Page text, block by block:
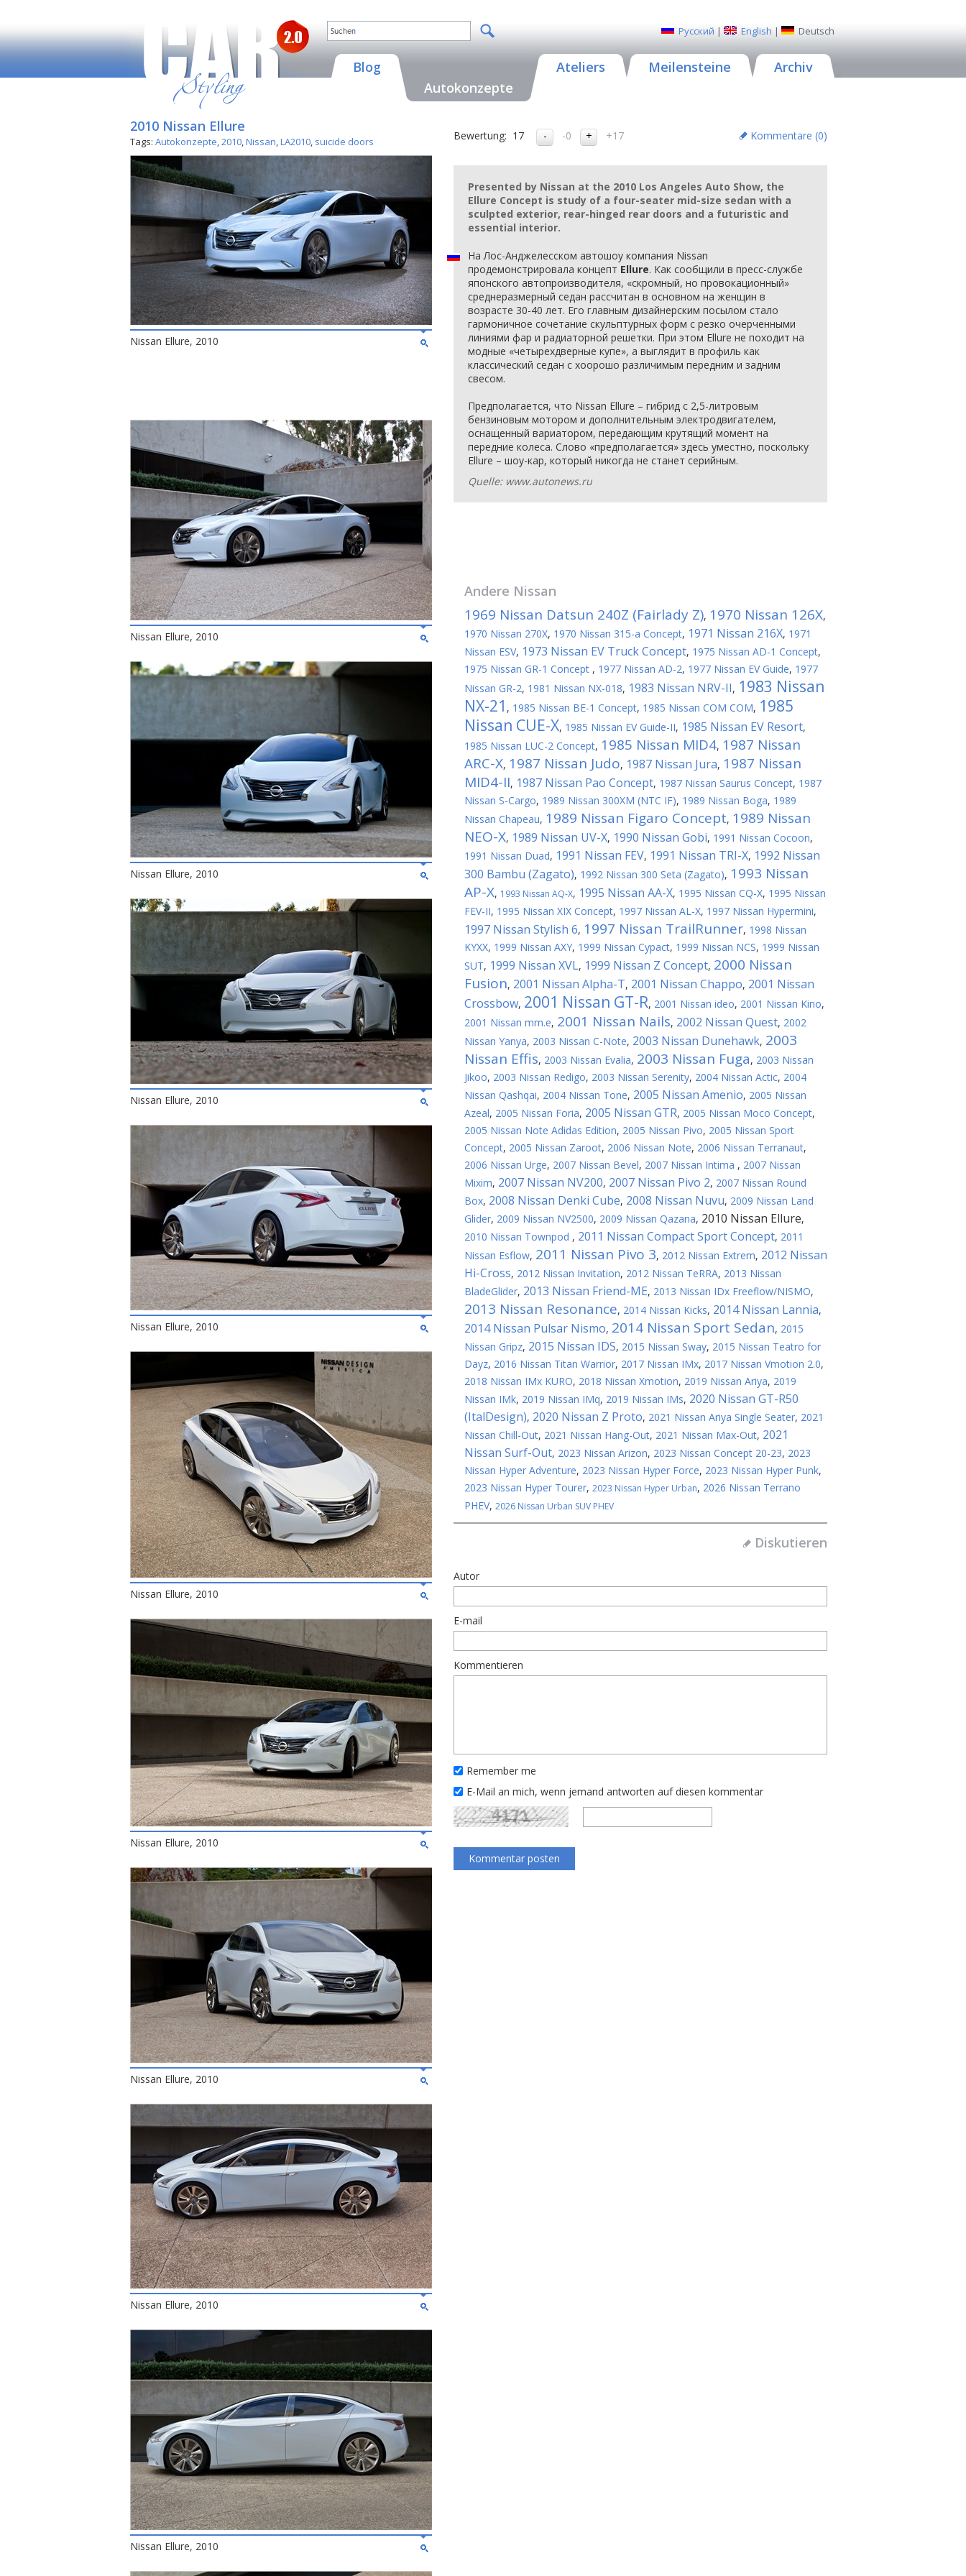
Русский | English | Deutsch
Blog
Autokonzepte
Ateliers Meilensteine Archiv
2010 Nissan Ellure
Tags: Autokonzepte,2010,Nissan,LA2010, suicide doors
Nissan Ellure, 2010
Nissan Ellure, 2010
Nissan Ellure, 2010
Nissan Ellure, 2010
Nissan Ellure, 2010
Nissan Ellure, 2010
Nissan Ellure, 2010
Nissan Ellure, 2010
Nissan Ellure, 2010
Nissan Ellure, 2010
Bewertung: 17 -0 +17 Kommentare (0)
Presented by Nissan at the 2010 Los Angeles Auto Show, the
Ellure Concept is study of a four-seater mid-size sedan with a
sculpted exterior, rear-hinged rear doors and a futuristic and
essential interior.
На Лос-Анджелесском автошоу компания Nissan
продемонстрировала концепт Ellure. Как сообщили в пресс-службе
японского автопроизводителя, «скромный, но провокационный»
среднеразмерный седан рассчитан в основном на женщин в
возрасте 30-40 лет. Его главным дизайнерским посылом стало
гармоничное сочетание скульптурных форм с резко очерченными
линиями фар и радиаторной решетки. При этом Ellure не походит на
модные «четырехдверные купе», а выглядит в профиль как
классический седан с хоорошо различимым передним и задним
свесом.
Предполагается, что Nissan Ellure – гибрид с 2,5-литровым
бензиновым мотором и дополнительным электродвигателем,
оснащенный вариатором, передающим крутящий момент на
передние колеса. Слово «предполагается» здесь уместно, поскольку
Ellure – шоу-кар, который никогда не станет серийным.
Quelle: www.autonews.ru
Andere Nissan
1969 Nissan Datsun 240Z (Fairlady Z), 1970 Nissan 126X,
1970 Nissan 270X, 1970 Nissan 315-a Concept, 1971 Nissan 216X, 1971
Nissan ESV, 1973 Nissan EV Truck Concept, 1975 Nissan AD-1 Concept,
1975 Nissan GR-1 Concept , 1977 Nissan AD-2, 1977 Nissan EV Guide, 1977
Nissan GR-2, 1981 Nissan NX-018, 1983 Nissan NRV-II, 1983 Nissan
NX-21 , 1985 Nissan BE-1 Concept, 1985 Nissan COM COM, 1985
Nissan CUE-X, 1985 Nissan EV Guide-II, 1985 Nissan EV Resort,
1985 Nissan LUC-2 Concept, 1985 Nissan MID4, 1987 Nissan
ARC-X, 1987 Nissan Judo, 1987 Nissan Jura, 1987 Nissan
MID4-II, 1987 Nissan Pao Concept, 1987 Nissan Saurus Concept, 1987
Nissan S-Cargo, 1989 Nissan 300XM (NTC IF), 1989 Nissan Boga, 1989
Nissan Chapeau, 1989 Nissan Figaro Concept, 1989 Nissan
NEO-X, 1989 Nissan UV-X, 1990 Nissan Gobi, 1991 Nissan Cocoon,
1991 Nissan Duad, 1991 Nissan FEV, 1991 Nissan TRI-X, 1992 Nissan
300 Bambu (Zagato), 1992 Nissan 300 Seta (Zagato), 1993 Nissan
AP-X, 1993 Nissan AQ-X, 1995 Nissan AA-X, 1995 Nissan CQ-X, 1995 Nissan
FEV-II, 1995 Nissan XIX Concept, 1997 Nissan AL-X, 1997 Nissan Hypermini,
1997 Nissan Stylish 6, 1997 Nissan TrailRunner, 1998 Nissan
KYXX, 1999 Nissan AXY, 1999 Nissan Cypact, 1999 Nissan NCS, 1999 Nissan
SUT, 1999 Nissan XVL, 1999 Nissan Z Concept, 2000 Nissan
Fusion, 2001 Nissan Alpha-T, 2001 Nissan Chappo, 2001 Nissan
Crossbow, 2001 Nissan GT-R, 2001 Nissan ideo, 2001 Nissan Kino,
2001 Nissan mm.e, 2001 Nissan Nails, 2002 Nissan Quest, 2002
Nissan Yanya, 2003 Nissan C-Note, 2003 Nissan Dunehawk, 2003
Nissan Effis, 2003 Nissan Evalia, 2003 Nissan Fuga, 2003 Nissan
Jikoo, 2003 Nissan Redigo, 2003 Nissan Serenity, 2004 Nissan Actic, 2004
Nissan Qashqai, 2004 Nissan Tone, 2005 Nissan Amenio, 2005 Nissan
Azeal, 2005 Nissan Foria, 2005 Nissan GTR, 2005 Nissan Moco Concept,
2005 Nissan Note Adidas Edition, 2005 Nissan Pivo, 2005 Nissan Sport
Concept, 2005 Nissan Zaroot, 2006 Nissan Note, 2006 Nissan Terranaut,
2006 Nissan Urge, 2007 Nissan Bevel, 2007 Nissan Intima , 2007 Nissan
Mixim, 2007 Nissan NV200, 2007 Nissan Pivo 2, 2007 Nissan Round
Box, 2008 Nissan Denki Cube, 2008 Nissan Nuvu, 2009 Nissan Land
Glider, 2009 Nissan NV2500, 2009 Nissan Qazana, 2010 Nissan Ellure,
2010 Nissan Townpod , 2011 Nissan Compact Sport Concept, 2011
Nissan Esflow, 2011 Nissan Pivo 3, 2012 Nissan Extrem, 2012 Nissan
Hi-Cross, 2012 Nissan Invitation, 2012 Nissan TeRRA, 2013 Nissan
BladeGlider, 2013 Nissan Friend-ME, 2013 Nissan IDx Freeflow/NISMO,
2013 Nissan Resonance, 2014 Nissan Kicks, 2014 Nissan Lannia,
2014 Nissan Pulsar Nismo, 2014 Nissan Sport Sedan, 2015
Nissan Gripz, 2015 Nissan IDS, 2015 Nissan Sway, 2015 Nissan Teatro for
Dayz, 2016 Nissan Titan Warrior, 2017 Nissan IMx, 2017 Nissan Vmotion 2.0,
2018 Nissan IMx KURO, 2018 Nissan Xmotion, 2019 Nissan Ariya, 2019
Nissan IMk, 2019 Nissan IMq, 2019 Nissan IMs, 2020 Nissan GT-R50
(ItalDesign), 2020 Nissan Z Proto, 2021 Nissan Ariya Single Seater, 2021
Nissan Chill-Out, 2021 Nissan Hang-Out, 2021 Nissan Max-Out, 2021
Nissan Surf-Out, 2023 Nissan Arizon, 2023 Nissan Concept 20-23, 2023
Nissan Hyper Adventure, 2023 Nissan Hyper Force, 2023 Nissan Hyper Punk,
2023 Nissan Hyper Tourer, 2023 Nissan Hyper Urban, 2026 Nissan Terrano
PHEV, 2026 Nissan Urban SUV PHEV
Diskutieren
Autor
E-mail
Kommentieren
Remember me
E-Mail an mich, wenn jemand antworten auf diesen kommentar